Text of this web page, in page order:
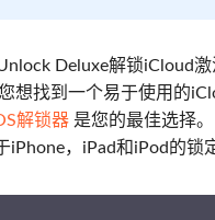
Deluxe解锁iCloud
想找到一个易于使用的
解锁器 是您的最佳选择
iPhone，iPad和iPod的锁